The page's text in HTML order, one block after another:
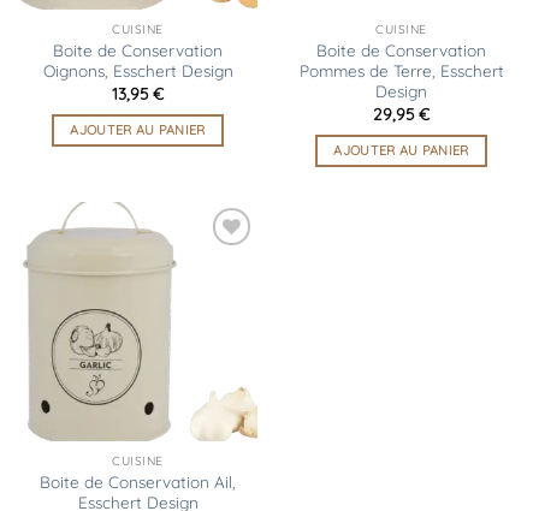
CUISINE
Boite de Conservation
Oignons, Esschert Design
13,95€
AJOUTER AU PANIER
CUISINE
Boite de Conservation
Pommes de Terre, Esschert
Design
29,95€
AJOUTER AU PANIER
CUISINE
Boite de Conservation Ail,
Esschert Design